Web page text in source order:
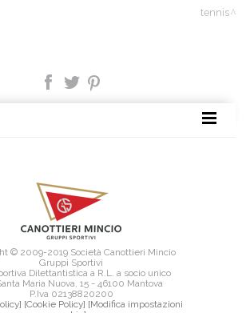
tennis
© 2009-2019 Società Canottieri Mincio
Gruppi Sportivi
Dilettantistica a R.L. a socio unico
Maria Nuova, 15 - 46100 Mantova
P.Iva 02138820200
[Cookie Policy] [Modifica impostazioni